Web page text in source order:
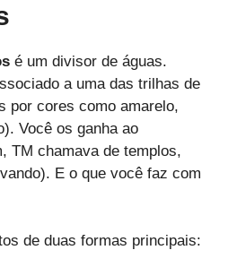
é um divisor de águas.
a uma das trilhas de
por cores como amarelo,
Você os ganha ao
TM chamava de templos,
E o que você faz com
de duas formas principais: